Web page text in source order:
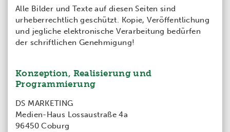
Alle Bilder und Texte auf diesen Seiten sind
urheberrechtlich geschützt. Kopie, Veröffentlichung
und jegliche elektronische Verarbeitung bedürfen
der schriftlichen Genehmigung!
Konzeption, Realisierung und
Programmierung
DS MARKETING
Medien-Haus Lossaustraße 4a
96450 Coburg